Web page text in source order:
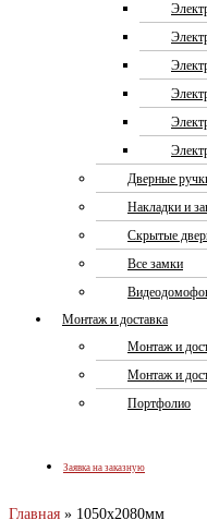
Дверные
Накладки и
Скрытые
Все замки
Монтаж и доставка
Монтаж и
Монтаж и
Портфолио
Заявка на заказную
Главная » 1050x2080мм